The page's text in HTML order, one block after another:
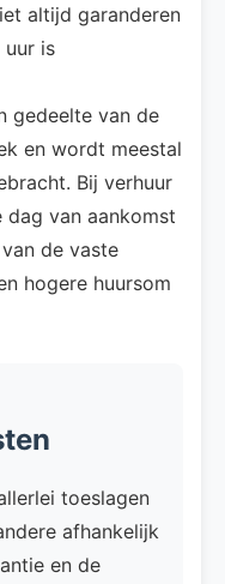
altijd garanderen
is
gedeelte van de
en wordt meestal
Bij verhuur
van aankomst
de vaste
hogere huursom
toeslagen
afhankelijk
en de